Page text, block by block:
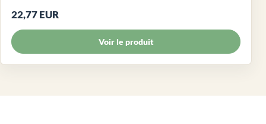
22,77 EUR
Voir le produit